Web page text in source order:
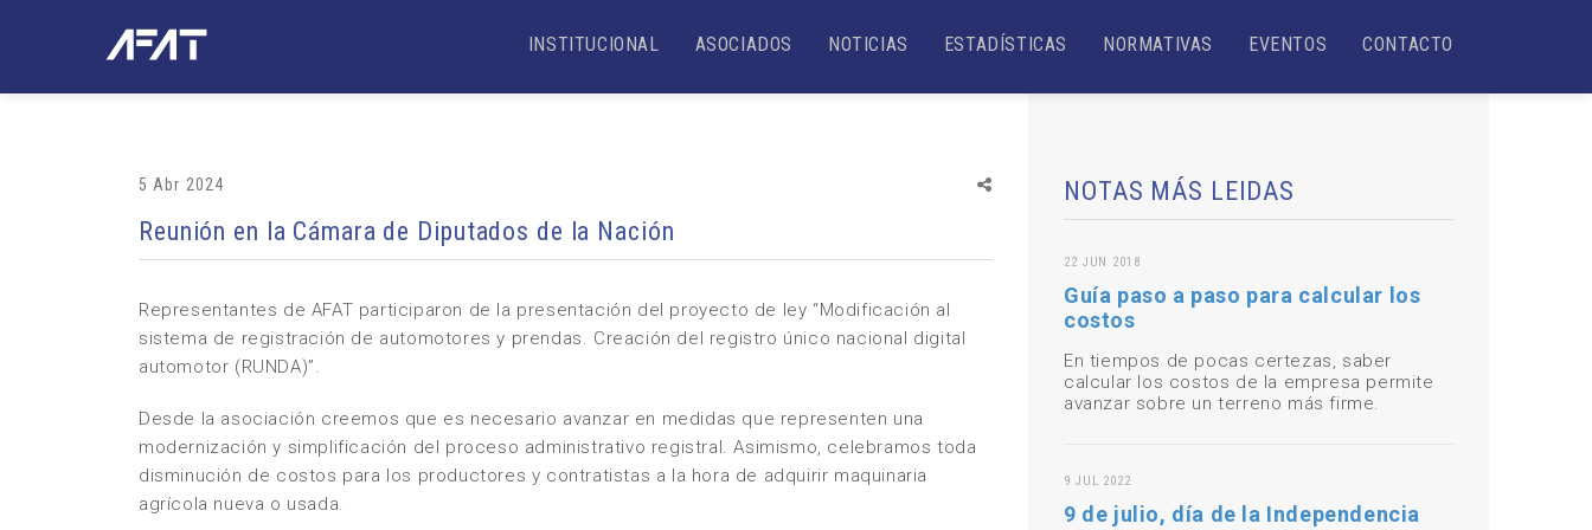
INSTITUCIONAL ASOCIADOS NOTICIAS ESTADÍSTICAS NORMATIVAS EVENTOS CONTACTO
5 Abr 2024
Reunión en la Cámara de Diputados de la Nación
Representantes de AFAT participaron de la presentación del proyecto de ley “Modificación al
sistema de registración de automotores y prendas. Creación del registro único nacional digital
automotor (RUNDA)”.
Desde la asociación creemos que es necesario avanzar en medidas que representen una
modernización y simplificación del proceso administrativo registral. Asimismo, celebramos toda
disminución de costos para los productores y contratistas a la hora de adquirir maquinaria
agrícola nueva o usada.
NOTAS MÁS LEIDAS
22 JUN 2018
Guía paso a paso para calcular los
costos
En tiempos de pocas certezas, saber
calcular los costos de la empresa permite
avanzar sobre un terreno más firme.
9 JUL 2022
9 de julio, día de la Independencia